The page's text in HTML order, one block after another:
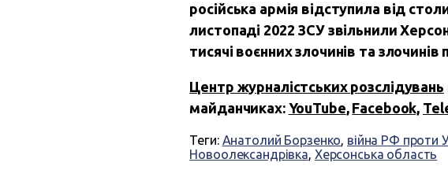
російська армія відступила від
листопаді 2022 ЗСУ звільнили
тисячі воєнних злочинів та
Центр журналістських розслідувань
майданчиках: YouTube, Facebook,
Теги: Анатолий Борзенко, війна РФ проти
Новоолександрівка, Херсонська область